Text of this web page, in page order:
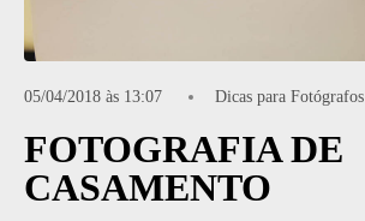
05/04/2018 às 13:07 Dicas para Fotógrafos
FOTOGRAFIA DE
CASAMENTO